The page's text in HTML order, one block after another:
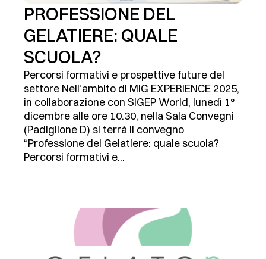
PROFESSIONE DEL
GELATIERE: QUALE
SCUOLA?
Percorsi formativi e prospettive future del
settore Nell’ambito di MIG EXPERIENCE 2025,
in collaborazione con SIGEP World, lunedì 1°
dicembre alle ore 10.30, nella Sala Convegni
(Padiglione D) si terrà il convegno
“Professione del Gelatiere: quale scuola?
Percorsi formativi e...